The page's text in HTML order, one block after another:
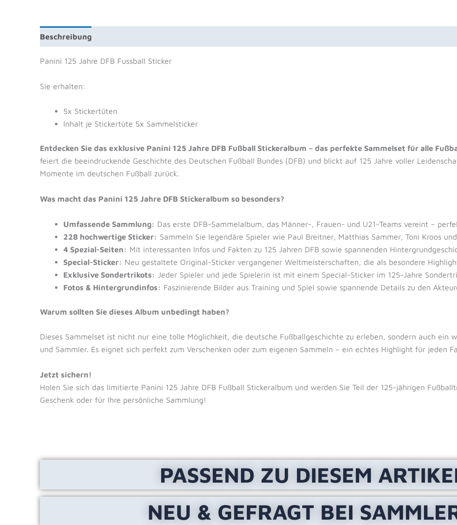
Beschreibung
Panini 125 Jahre DFB Fussball Sticker
Sie erhalten:
5x Stickertüten
Inhalt je Stickertüte 5x Sammelsticker
Entdecken Sie das exklusive Panini 125 Jahre DFB Fußball Stickeralbum – das perfekte Sammelset für alle
feiert die beeindruckende Geschichte des Deutschen Fußball Bundes (DFB) und blickt auf 125 Jahre voller
Momente im deutschen Fußball zurück.
Was macht das Panini 125 Jahre DFB Stickeralbum so besonders?
Umfassende Sammlung: Das erste DFB-Sammelalbum, das Männer-, Frauen- und U21-Teams vereint –
228 hochwertige Sticker: Sammeln Sie legendäre Spieler wie Paul Breitner, Matthias Sammer, Toni Kroos
4 Spezial-Seiten: Mit interessanten Infos und Fakten zu 125 Jahren DFB sowie spannenden
Special-Sticker: Neu gestaltete Original-Sticker vergangener Weltmeisterschaften, die als besondere
Exklusive Sondertrikots:
Jeder Spieler und jede Spielerin ist mit einem Special-Sticker im 125-Jahre
Fotos & Hintergrundinfos: Faszinierende Bilder aus Training und Spiel sowie spannende Details zu den
Warum sollten Sie dieses Album unbedingt haben?
Dieses Sammelset ist nicht nur eine tolle Möglichkeit, die deutsche Fußballgeschichte zu erleben, sondern auch ein
und Sammler. Es eignet sich perfekt zum Verschenken oder zum eigenen Sammeln – ein echtes Highlight für jeden
Jetzt sichern!
Holen Sie sich das limitierte Panini 125 Jahre DFB Fußball Stickeralbum und werden Sie Teil der 125-jährigen
Geschenk oder für Ihre persönliche Sammlung!
PASSEND ZU DIESEM
NEU & GEFRAGT BEI